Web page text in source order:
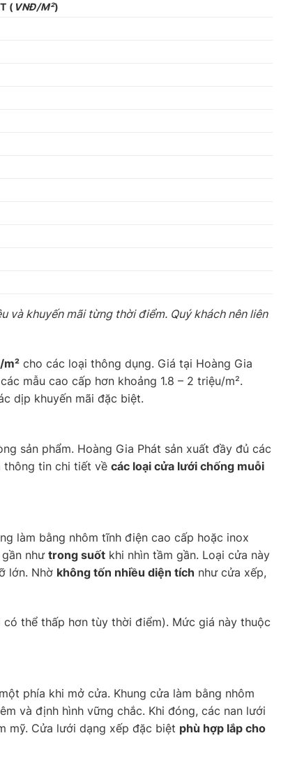
( VNĐ/M²)
và khuyến mãi từng thời điểm. Quý khách nên liên
cho các loại thông dụng. Giá tại Hoàng Gia
mẫu cao cấp hơn khoảng 1.8 – 2 triệu/m².
dịp khuyến mãi đặc biệt.
sản phẩm. Hoàng Gia Phát sản xuất đầy đủ các
thông tin chi tiết về các loại cửa lưới chống muỗi
làm bằng nhôm tĩnh điện cao cấp hoặc inox
như trong suốt khi nhìn tầm gần. Loại cửa này
lớn. Nhờ không tốn nhiều diện tích như cửa xếp,
có thể thấp hơn tùy thời điểm). Mức giá này thuộc
phía khi mở cửa. Khung cửa làm bằng nhôm
và định hình vững chắc. Khi đóng, các nan lưới
mỹ. Cửa lưới dạng xếp đặc biệt phù hợp lắp cho